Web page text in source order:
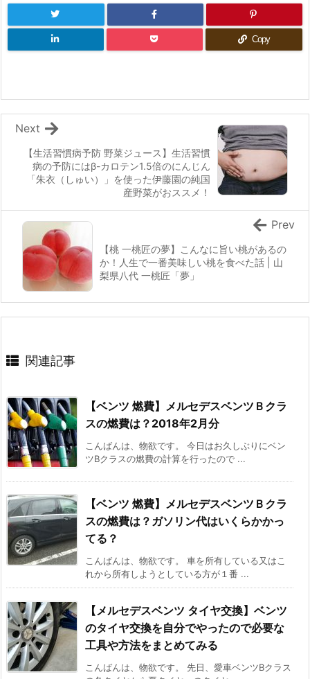
Copy
【生活習慣病予防 野菜ジュース】生活習慣
病の予防にはβ-カロテン1.5倍のにんじん
「朱衣（しゅい）」を使った伊藤園の純国
産野菜がおススメ！
Next
【桃 一桃匠の夢】こんなに旨い桃があるの
か！人生で一番美味しい桃を食べた話 | 山
梨県八代 一桃匠「夢」
Prev
関連記事
【ベンツ 燃費】メルセデスベンツＢクラ
スの燃費は？2018年2月分
こんばんは、物欲です。 今日はお久しぶりにベン
ツBクラスの燃費の計算を行ったので ...
【ベンツ 燃費】メルセデスベンツＢクラ
スの燃費は？ガソリン代はいくらかかっ
てる？
こんばんは、物欲です。 車を所有している又はこ
れから所有しようとしている方が１番 ...
【メルセデスベンツ タイヤ交換】ベンツ
のタイヤ交換を自分でやったので必要な
工具や方法をまとめてみる
こんばんは、物欲です。 先日、愛車ベンツBクラス